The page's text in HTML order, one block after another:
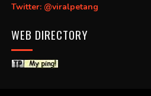
Twitter: @viralpetang
WEB DIRECTORY